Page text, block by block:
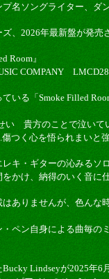
名ソングライター、ダン
、2026年最新盤が発売
Room』
COMPANY
いる「Smoke Filled
い 貴方のことで泣いて
つく心を悟られまいと
キ・ギターの沁みるソ
かけ、納得のいく音に
ありませんが、色んな
ペン自身による曲毎の
Lindseyが2025年6